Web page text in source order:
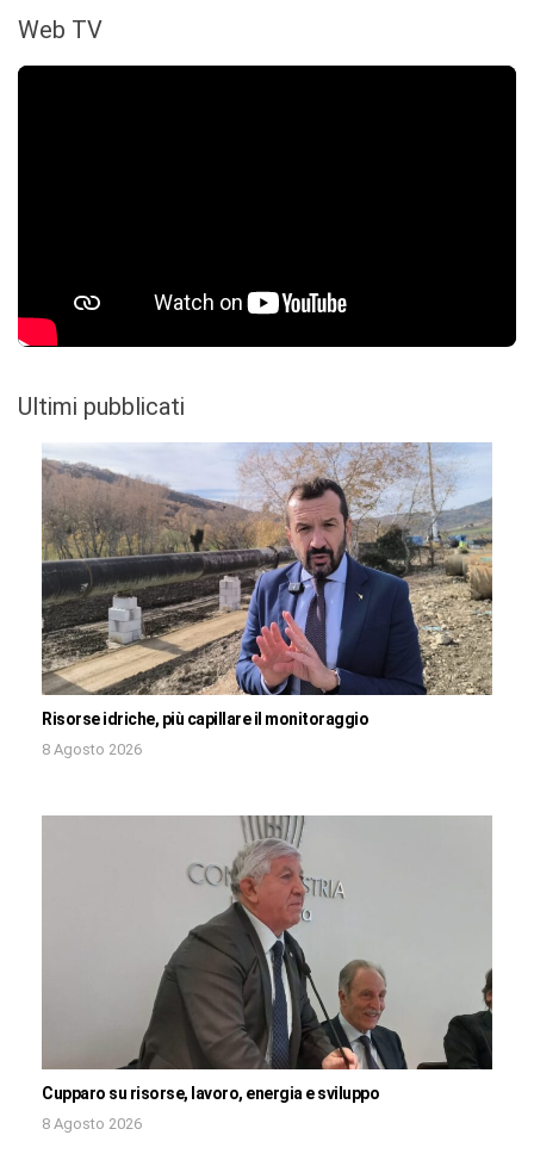
Web TV
Ultimi pubblicati
Risorse idriche, più capillare il monitoraggio
8 Agosto 2026
Cupparo su risorse, lavoro, energia e sviluppo
8 Agosto 2026